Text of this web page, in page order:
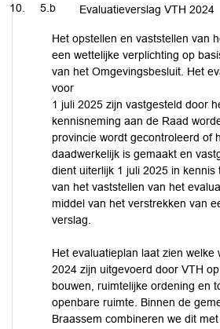
5.b Evaluatieverslag VTH 2024
Het opstellen en vaststellen van
een wettelijke verplichting op
van het Omgevingsbesluit. Het
voor
1 juli 2025 zijn vastgesteld door
kennisneming aan de Raad
provincie wordt gecontroleerd of
daadwerkelijk is gemaakt en
dient uiterlijk 1 juli 2025 in kennis
van het vaststellen van het
middel van het verstrekken van
verslag.
Het evaluatieplan laat zien welke
2024 zijn uitgevoerd door VTH
bouwen, ruimtelijke ordening en
openbare ruimte. Binnen de
Braassem combineren we dit met